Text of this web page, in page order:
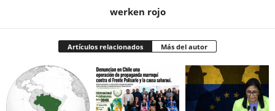
werken rojo
Artículos relacionados Más del autor